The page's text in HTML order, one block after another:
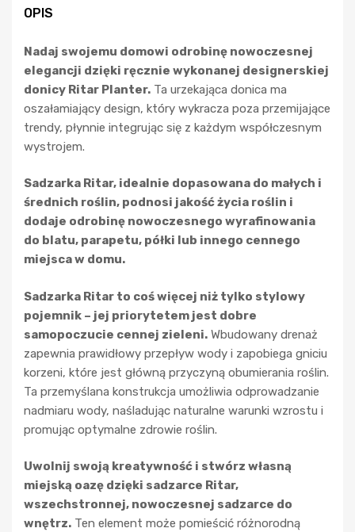
OPIS
Nadaj swojemu domowi odrobinę nowoczesnej
elegancji dzięki ręcznie wykonanej designerskiej
donicy Ritar Planter. Ta urzekająca donica ma
oszałamiający design, który wykracza poza przemijające
trendy, płynnie integrując się z każdym współczesnym
wystrojem.
Sadzarka Ritar, idealnie dopasowana do małych i
średnich roślin, podnosi jakość życia roślin i
dodaje odrobinę nowoczesnego wyrafinowania
do blatu, parapetu, półki lub innego cennego
miejsca w domu.
Sadzarka Ritar to coś więcej niż tylko stylowy
pojemnik – jej priorytetem jest dobre
samopoczucie cennej zieleni. Wbudowany drenaż
zapewnia prawidłowy przepływ wody i zapobiega gniciu
korzeni, które jest główną przyczyną obumierania roślin.
Ta przemyślana konstrukcja umożliwia odprowadzanie
nadmiaru wody, naśladując naturalne warunki wzrostu i
promując optymalne zdrowie roślin.
Uwolnij swoją kreatywność i stwórz własną
miejską oazę dzięki sadzarce Ritar,
wszechstronnej, nowoczesnej sadzarce do
wnętrz. Ten element może pomieścić różnorodną